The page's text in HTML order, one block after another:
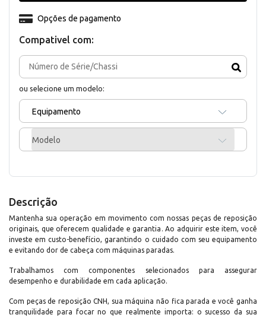
Compativel com:
ou selecione um modelo:
Equipamento
Modelo
Opções de pagamento
Descrição
Mantenha sua operação em movimento com nossas peças de reposição
originais, que oferecem qualidade e garantia. Ao adquirir este item, você
investe em custo-benefício, garantindo o cuidado com seu equipamento
e evitando dor de cabeça com máquinas paradas.
Trabalhamos com componentes selecionados para assegurar
desempenho e durabilidade em cada aplicação.
Com peças de reposição CNH, sua máquina não fica parada e você ganha
tranquilidade para focar no que realmente importa: o sucesso da sua